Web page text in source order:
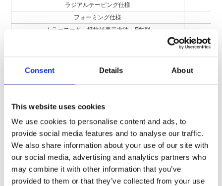
Consent Details About
This website uses cookies
We use cookies to personalise content and ads, to
provide social media features and to analyse our traffic.
We also share information about your use of our site with
our social media, advertising and analytics partners who
may combine it with other information that you’ve
provided to them or that they’ve collected from your use
ラジアルテーピング仕様
フォーミング仕様
カラーコード、抵抗値表示方法、E数列
ださい。
よくあるご質問
お問い合わせフォーム